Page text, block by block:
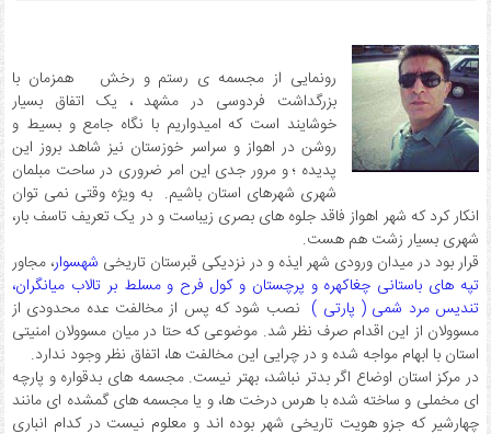
رونمایی از مجسمه ی رستم و رخش همزمان با
بزرگداشت فردوسی در مشهد ، یک اتفاق بسیار
خوشایند است که امیدواریم با نگاه جامع و بسیط و
روشن در اهواز و سراسر خوزستان نیز شاهد بروز این
پدیده ؛ و مرور جدی این امر ضروری در ساحت مبلمان
شهری شهرهای استان باشیم. به ویژه وقتی نمی توان
انکار کرد که شهر اهواز فاقد جلوه های بصری زیباست و در یک تعریف تاسف بار،
شهری بسیار زشت هم هست.
قرار بود در میدان ورودی شهر ایذه و در نزدیکی قبرستان تاریخی شهسوار، مجاور
تپه های باستانی چغاکهره و پرچستان و کول فرح و مسلط بر تالاب میانگران،
تندیس مرد شمی ( پارتی ) نصب شود که پس از مخالفت عده محدودی از
مسوولان از این اقدام صرف نظر شد. موضوعی که حتا در میان مسوولان امنیتی
استان با ابهام مواجه شده و در چرایی این مخالفت ها، اتفاق نظر وجود ندارد.
در مرکز استان اوضاع اگر بدتر نباشد، بهتر نیست. مجسمه های بدقواره و پارچه
ای مخملی و ساخته شده با هرس درخت ها، و یا مجسمه های گمشده ای مانند
چهارشیر که جزو هویت تاریخی شهر بوده اند و معلوم نیست در کدام انباری